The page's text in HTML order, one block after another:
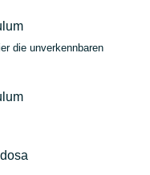
die unverkennbaren